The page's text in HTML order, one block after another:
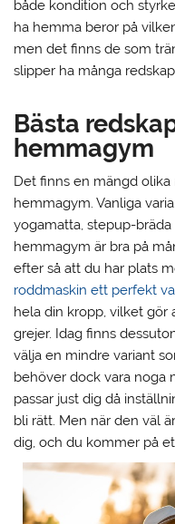
både kondition och
ha hemma beror på
men det finns de som
slipper ha många
Bästa
hemmagym
Det finns en mängd
hemmagym. Vanliga
yogamatta, stepup-
hemmagym är bra på
efter så att du har plats
roddmaskin ett perfekt
hela din kropp, vilket
grejer. Idag finns
välja en mindre variant
behöver dock vara noga
passar just dig då
bli rätt. Men när den väl
dig, och du kommer på et